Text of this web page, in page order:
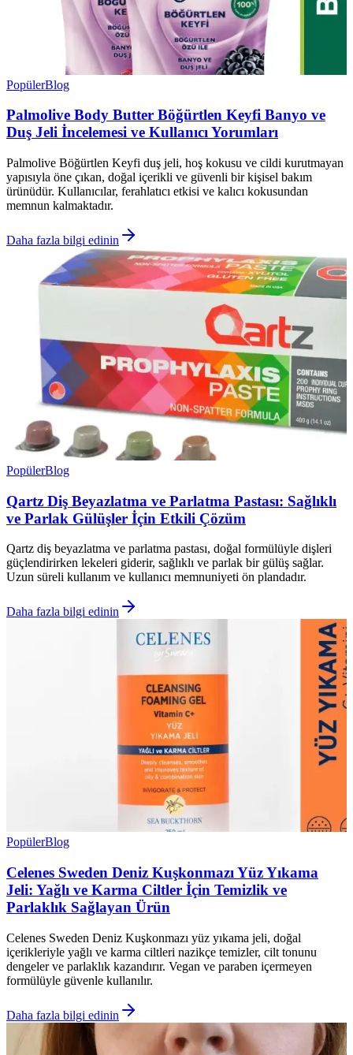
PopülerBlog
Palmolive Body Butter Böğürtlen Keyfi Banyo ve
Duş Jeli İncelemesi ve Kullanıcı Yorumları
Palmolive Böğürtlen Keyfi duş jeli, hoş kokusu ve cildi kurutmayan
yapısıyla öne çıkan, doğal içerikli ve güvenli bir kişisel bakım
ürünüdür. Kullanıcılar, ferahlatıcı etkisi ve kalıcı kokusundan
memnun kalmaktadır.
Daha fazla bilgi edinin
PopülerBlog
Qartz Diş Beyazlatma ve Parlatma Pastası: Sağlıklı
ve Parlak Gülüşler İçin Etkili Çözüm
Qartz diş beyazlatma ve parlatma pastası, doğal formülüyle dişleri
güçlendirirken lekeleri giderir, sağlıklı ve parlak bir gülüş sağlar.
Uzun süreli kullanım ve kullanıcı memnuniyeti ön plandadır.
Daha fazla bilgi edinin
PopülerBlog
Celenes Sweden Deniz Kuşkonmazı Yüz Yıkama
Jeli: Yağlı ve Karma Ciltler İçin Temizlik ve
Parlaklık Sağlayan Ürün
Celenes Sweden Deniz Kuşkonmazı yüz yıkama jeli, doğal
içerikleriyle yağlı ve karma ciltleri nazikçe temizler, cilt tonunu
dengeler ve parlaklık kazandırır. Vegan ve paraben içermeyen
formülüyle güvenle kullanılır.
Daha fazla bilgi edinin